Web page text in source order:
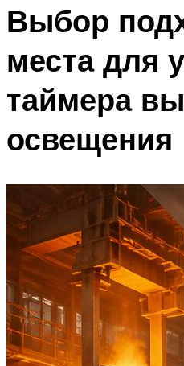
Выбор
места для
таймера
освещения